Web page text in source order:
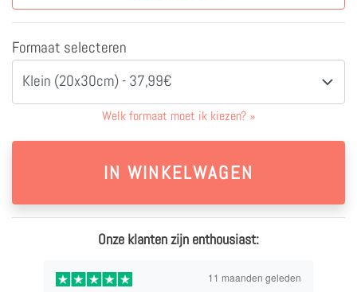
Formaat selecteren
Klein (20x30cm) - 37,99€
Welk formaat moet ik kiezen? »
Onze klanten zijn enthousiast:
11 maanden geleden